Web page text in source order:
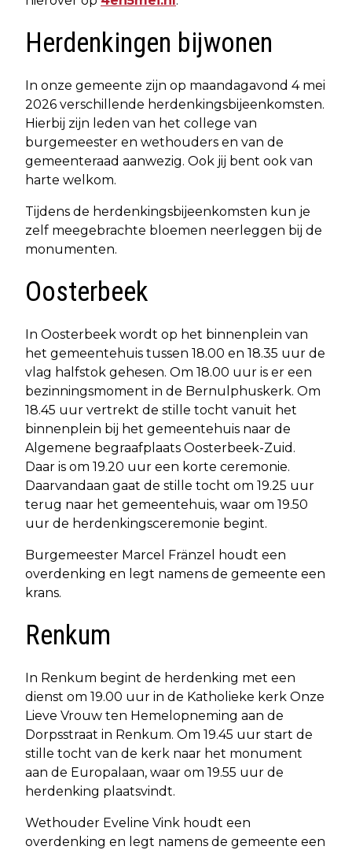
Herdenkingen bijwonen
In onze gemeente zijn op maandagavond 4 mei
2026 verschillende herdenkingsbijeenkomsten.
Hierbij zijn leden van het college van
burgemeester en wethouders en van de
gemeenteraad aanwezig. Ook jij bent ook van
harte welkom.
Tijdens de herdenkingsbijeenkomsten kun je
zelf meegebrachte bloemen neerleggen bij de
monumenten.
Oosterbeek
In Oosterbeek wordt op het binnenplein van
het gemeentehuis tussen 18.00 en 18.35 uur de
vlag halfstok gehesen. Om 18.00 uur is er een
bezinningsmoment in de Bernulphuskerk. Om
18.45 uur vertrekt de stille tocht vanuit het
binnenplein bij het gemeentehuis naar de
Algemene begraafplaats Oosterbeek-Zuid.
Daar is om 19.20 uur een korte ceremonie.
Daarvandaan gaat de stille tocht om 19.25 uur
terug naar het gemeentehuis, waar om 19.50
uur de herdenkingsceremonie begint.
Burgemeester Marcel Fränzel houdt een
overdenking en legt namens de gemeente een
krans.
Renkum
In Renkum begint de herdenking met een
dienst om 19.00 uur in de Katholieke kerk Onze
Lieve Vrouw ten Hemelopneming aan de
Dorpsstraat in Renkum. Om 19.45 uur start de
stille tocht van de kerk naar het monument
aan de Europalaan, waar om 19.55 uur de
herdenking plaatsvindt.
Wethouder Eveline Vink houdt een
overdenking en legt namens de gemeente een